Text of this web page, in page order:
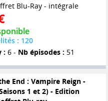
Blu-Ray - intégrale
: 120
: 6 - Nb épisodes : 51
End : Vampire Reign -
1 et 2) - Edition